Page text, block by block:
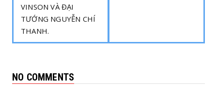
VINSON VÀ ĐẠI
TƯỚNG NGUYỄN CHÍ
THANH.
NO COMMENTS